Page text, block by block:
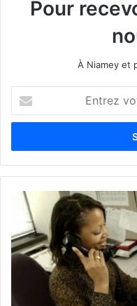
Pour
À Niamey et
t
e
z
e
a
e